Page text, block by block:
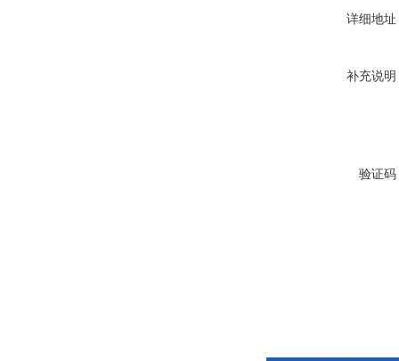
详细地址
补充说明
验证码